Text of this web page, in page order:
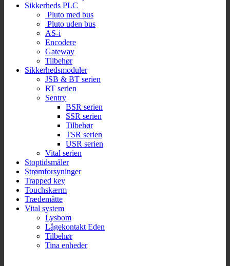
Sikkerheds PLC
Pluto med bus
Pluto uden bus
AS-i
Encodere
Gateway
Tilbehør
Sikkerhedsmoduler
JSB & BT serien
RT serien
Sentry
BSR serien
SSR serien
Tilbehør
TSR serien
USR serien
Vital serien
Stoptidsmåler
Strømforsyninger
Trapped key
Touchskærm
Trædemåtte
Vital system
Lysbom
Lågekontakt Eden
Tilbehør
Tina enheder